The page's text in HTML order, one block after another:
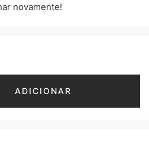
novamente!
ADICIONAR